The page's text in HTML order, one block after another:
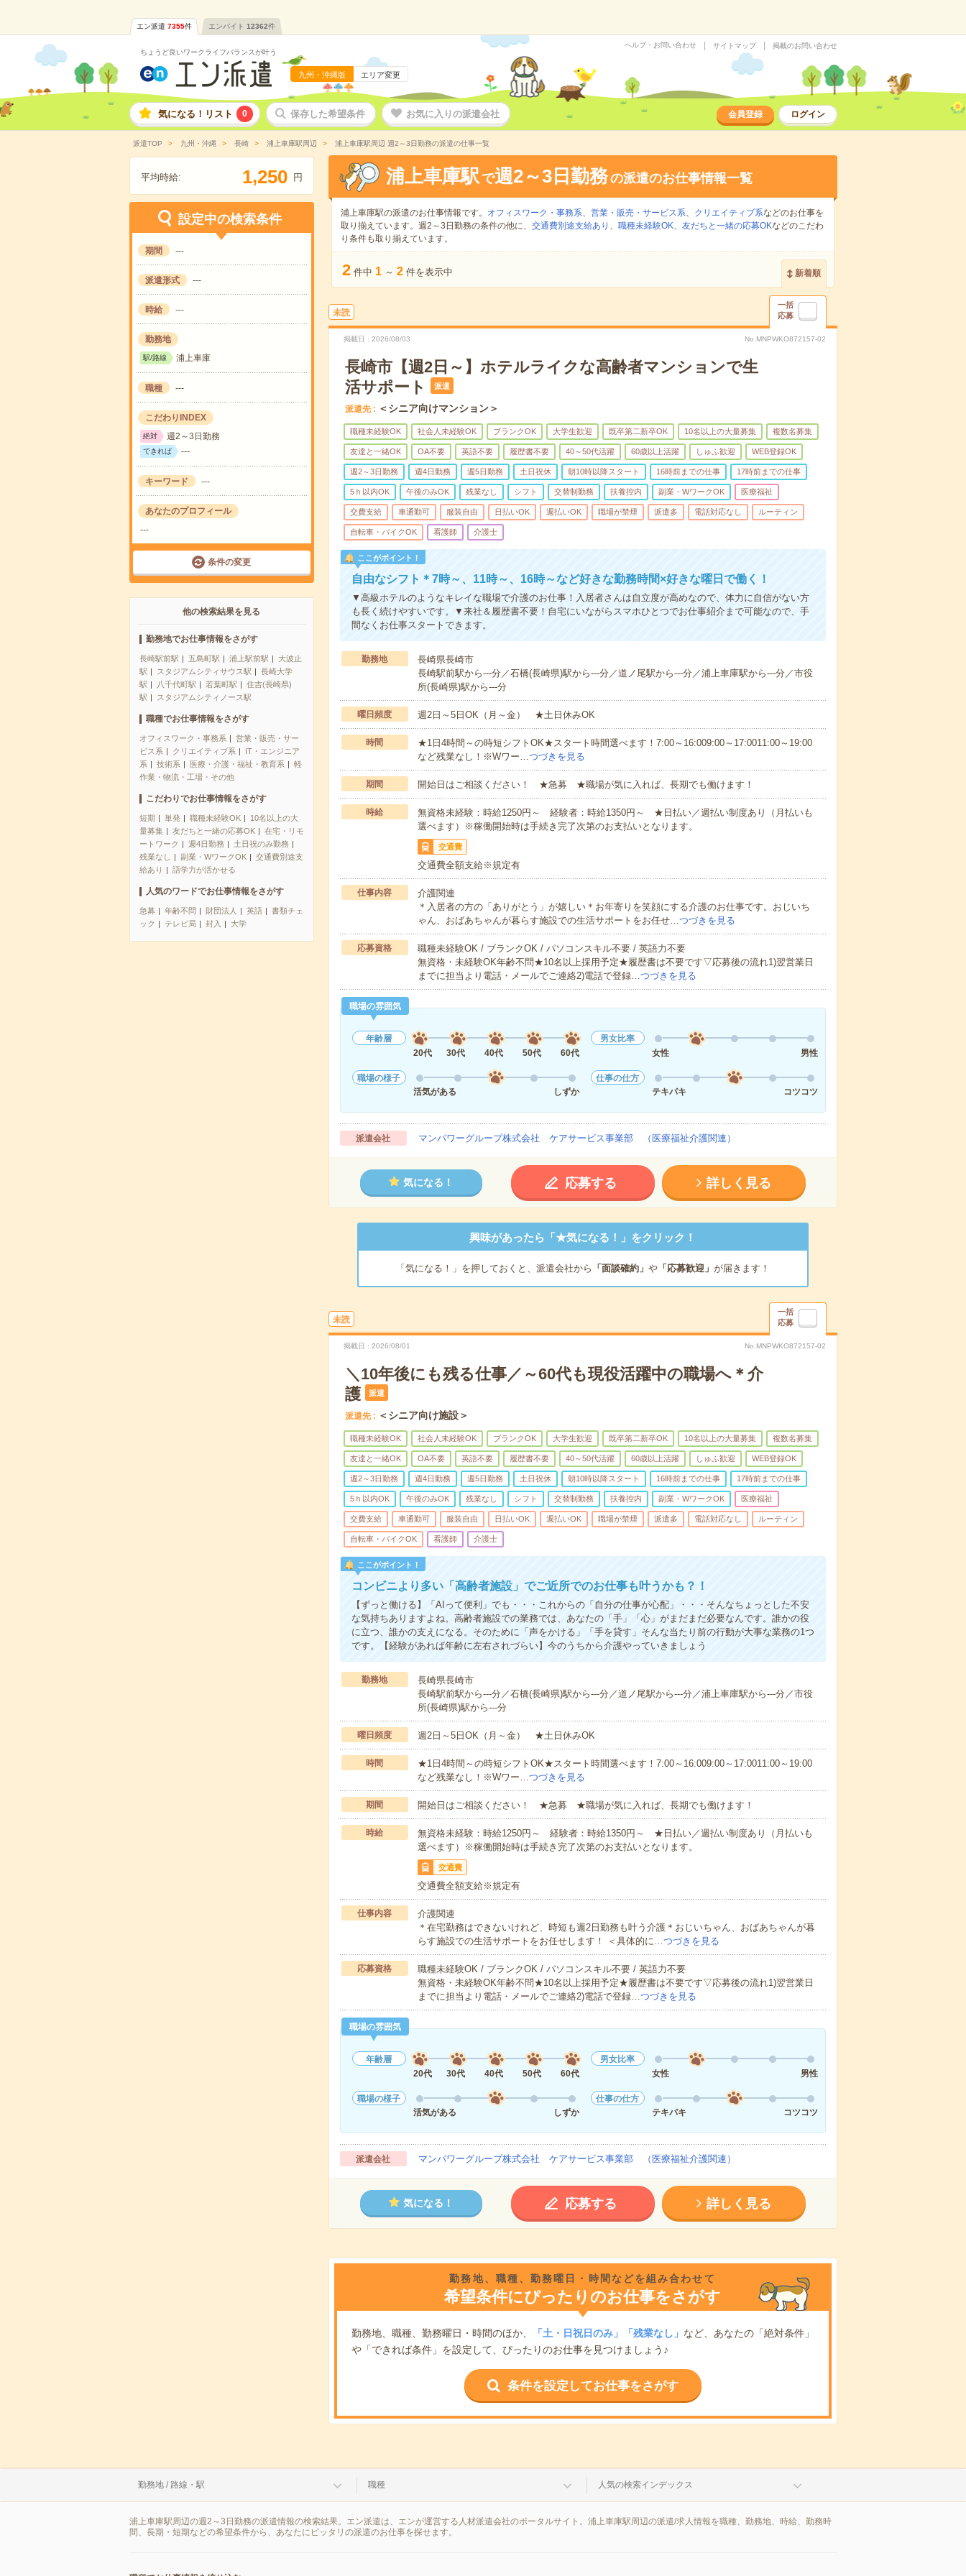
エン派遣 7355件 エンバイト 12362件
ちょうど良いワークライフバランスが叶う
九州・沖縄版 エリア変更
ヘルプ・お問い合わせ サイトマップ 掲載のお問い合わせ
気になる！リスト 0 保存した希望条件 お気に入りの派遣会社 会員登録 ログイン
派遣TOP 九州・沖縄 長崎 浦上車庫駅周辺 浦上車庫駅周辺 週2～3日勤務の派遣の仕事一覧
平均時給: 1,250 円
設定中の検索条件
期間 ---
派遣形式 ---
時給 ---
勤務地
駅/路線 浦上車庫
職種 ---
こだわりINDEX
絶対 週2～3日勤務
できれば ---
キーワード ---
あなたのプロフィール
---
条件の変更
他の検索結果を見る
勤務地でお仕事情報をさがす
長崎駅前駅 五島町駅 浦上駅前駅
大波止
駅
スタジアムシティサウス駅
長崎大学
駅
八千代町駅 若葉町駅
住吉(長崎県)
駅
スタジアムシティノース駅
職種でお仕事情報をさがす
オフィスワーク・事務系
営業・販売・サー
ビス系
クリエイティブ系
IT・エンジニア
系
技術系 医療・介護・福祉・教育系
軽
作業・物流・工場・その他
こだわりでお仕事情報をさがす
短期 単発 職種未経験OK
10名以上の大
量募集
友だちと一緒の応募OK
在宅・リモ
ートワーク
週4日勤務
土日祝のみ勤務
残業なし
副業・WワークOK
交通費別途支
給あり
語学力が活かせる
人気のワードでお仕事情報をさがす
急募 年齢不問 財団法人 英語
書類チェ
ック
テレビ局 封入 大学
浦上車庫駅 で週2～3日勤務の派遣のお仕事情報一覧
浦上車庫駅の派遣のお仕事情報です。 オフィスワーク・事務系、 営業・販売・サービス系、 クリエイティブ系などのお仕事を
取り揃えています。週2～3日勤務の条件の他に、 交通費別途支給あり 、 職種未経験OK、 友だちと一緒の応募OKなどのこだわ
り条件も取り揃えています。
2 件中 1 ～ 2 件を表示中 新着順
未読
一括
応募
掲載日 2026/08/03 No.MNPWKO872157-02
長崎市【週2日～】ホテルライクな高齢者マンションで生
活サポート
派遣
派遣先 ＜シニア向けマンション＞
職種未経験OK 社会人未経験OK ブランクOK 大学生歓迎 既卒第二新卒OK 10名以上の大量募集 複数名募集
友達と一緒OK OA不要 英語不要 履歴書不要 40～50代活躍 60歳以上活躍 しゅふ歓迎 WEB登録OK
週2～3日勤務 週4日勤務 週5日勤務 土日祝休 朝10時以降スタート 16時前までの仕事 17時前までの仕事
5ｈ以内OK 午後のみOK 残業なし シフト 交替制勤務 扶養控内 副業・WワークOK 医療福祉
交費支給 車通勤可 服装自由 日払いOK 週払いOK 職場が禁煙 派遣多 電話対応なし ルーティン
自転車・バイクOK 看護師 介護士
ここがポイント！
自由なシフト＊7時～、11時～、16時～など好きな勤務時間×好きな曜日で働く！
▼高級ホテルのようなキレイな職場で介護のお仕事！入居者さんは自立度が高めなので、体力に自信がない方
も長く続けやすいです。▼来社＆履歴書不要！自宅にいながらスマホひとつでお仕事紹介まで可能なので、手
間なくお仕事スタートできます。
勤務地
長崎県長崎市
長崎駅前駅から---分／石橋(長崎県)駅から---分／道ノ尾駅から---分／浦上車庫駅から---分／市役
所(長崎県)駅から---分
曜日頻度 週2日～5日OK（月～金） ★土日休みOK
時間
★1日4時間～の時短シフトOK★スタート時間選べます！7:00～16:009:00～17:0011:00～19:00
など残業なし！※Wワー…つづきを見る
期間 開始日はご相談ください！ ★急募 ★職場が気に入れば、長期でも働けます！
時給
無資格未経験：時給1250円～ 経験者：時給1350円～ ★日払い／週払い制度あり（月払いも
選べます）※稼働開始時は手続き完了次第のお支払いとなります。
交通費
交通費全額支給※規定有
仕事内容
介護関連
＊入居者の方の「ありがとう」が嬉しい＊お年寄りを笑顔にする介護のお仕事です。おじいち
ゃん、おばあちゃんが暮らす施設での生活サポートをお任せ…つづきを見る
応募資格
職種未経験OK / ブランクOK / パソコンスキル不要 / 英語力不要
無資格・未経験OK年齢不問★10名以上採用予定★履歴書は不要です▽応募後の流れ1)翌営業日
までに担当より電話・メールでご連絡2)電話で登録…つづきを見る
職場の雰囲気
年齢層
20代
30代 40代 50代 60代
男女比率
女性
男性
職場の様子
活気がある
しずか
仕事の仕方
テキパキ
コツコツ
派遣会社 マンパワーグループ株式会社 ケアサービス事業部 （医療福祉介護関連）
気になる！ 応募する 詳しく見る
興味があったら「★気になる！」をクリック！
「気になる！」を押しておくと、派遣会社から 「面談確約」 や「応募歓迎」 が届きます！
未読
一括
応募
掲載日 2026/08/01 No.MNPWKO872157-02
＼10年後にも残る仕事／～60代も現役活躍中の職場へ＊介
護
派遣
派遣先 ＜シニア向け施設＞
職種未経験OK 社会人未経験OK ブランクOK 大学生歓迎 既卒第二新卒OK 10名以上の大量募集 複数名募集
友達と一緒OK OA不要 英語不要 履歴書不要 40～50代活躍 60歳以上活躍 しゅふ歓迎 WEB登録OK
週2～3日勤務 週4日勤務 週5日勤務 土日祝休 朝10時以降スタート 16時前までの仕事 17時前までの仕事
5ｈ以内OK 午後のみOK 残業なし シフト 交替制勤務 扶養控内 副業・WワークOK 医療福祉
交費支給 車通勤可 服装自由 日払いOK 週払いOK 職場が禁煙 派遣多 電話対応なし ルーティン
自転車・バイクOK 看護師 介護士
ここがポイント！
コンビニより多い「高齢者施設」でご近所でのお仕事も叶うかも？！
【ずっと働ける】「AIって便利」でも・・・これからの「自分の仕事が心配」・・・そんなちょっとした不安
な気持ちありますよね。高齢者施設での業務では、あなたの「手」「心」がまだまだ必要なんです。誰かの役
に立つ、誰かの支えになる。そのために「声をかける」「手を貸す」そんな当たり前の行動が大事な業務の1つ
です。【経験があれば年齢に左右されづらい】今のうちから介護やっていきましょう
勤務地
長崎県長崎市
長崎駅前駅から---分／石橋(長崎県)駅から---分／道ノ尾駅から---分／浦上車庫駅から---分／市役
所(長崎県)駅から---分
曜日頻度 週2日～5日OK（月～金） ★土日休みOK
時間
★1日4時間～の時短シフトOK★スタート時間選べます！7:00～16:009:00～17:0011:00～19:00
など残業なし！※Wワー…つづきを見る
期間 開始日はご相談ください！ ★急募 ★職場が気に入れば、長期でも働けます！
時給
無資格未経験：時給1250円～ 経験者：時給1350円～ ★日払い／週払い制度あり（月払いも
選べます）※稼働開始時は手続き完了次第のお支払いとなります。
交通費
交通費全額支給※規定有
仕事内容
介護関連
＊在宅勤務はできないけれど、時短も週2日勤務も叶う介護＊おじいちゃん、おばあちゃんが暮
らす施設での生活サポートをお任せします！ ＜具体的に…つづきを見る
応募資格
職種未経験OK / ブランクOK / パソコンスキル不要 / 英語力不要
無資格・未経験OK年齢不問★10名以上採用予定★履歴書は不要です▽応募後の流れ1)翌営業日
までに担当より電話・メールでご連絡2)電話で登録…つづきを見る
職場の雰囲気
年齢層
20代
30代 40代 50代 60代
男女比率
女性
男性
職場の様子
活気がある
しずか
仕事の仕方
テキパキ
コツコツ
派遣会社 マンパワーグループ株式会社 ケアサービス事業部 （医療福祉介護関連）
気になる！ 応募する 詳しく見る
勤務地、職種、勤務曜日・時間などを組み合わせて
希望条件にぴったりのお仕事をさがす
勤務地、職種、勤務曜日・時間のほか、 「土・日祝日のみ」「残業なし」 など、あなたの「絶対条件」
や「できれば条件」を設定して、ぴったりのお仕事を見つけましょう♪
条件を設定してお仕事をさがす
勤務地 / 路線・駅 職種 人気の検索インデックス
浦上車庫駅周辺の週2～3日勤務の派遣情報の検索結果。エン派遣は、エンが運営する人材派遣会社のポータルサイト。浦上車庫駅周辺の派遣/求人情報を職種、勤務地、時給、勤務時
間、長期・短期などの希望条件から、あなたにピッタリの派遣のお仕事を探せます。